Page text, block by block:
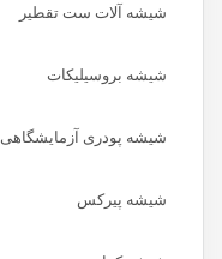
شیشه آلات ست تقطیر
شیشه بروسیلیکات
شیشه پودری آزمایشگاهی
شیشه پیرکس